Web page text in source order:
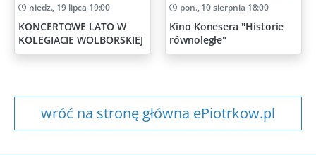
niedz., 19 lipca 19:00
KONCERTOWE LATO W
KOLEGIACIE WOLBORSKIEJ
pon., 10 sierpnia 18:00
Kino Konesera "Historie
równoległe"
wróć na stronę główna ePiotrkow.pl